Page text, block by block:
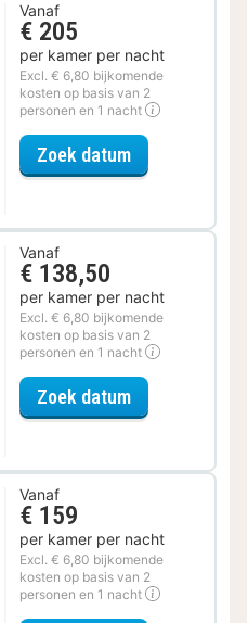
Vanaf
€ 205
per kamer per nacht
Excl. € 6,80 bijkomende
kosten op basis van 2
personen en 1 nacht
Zoek datumvoor
Vanaf
€ 138,50
per kamer per nacht
Excl. € 6,80 bijkomende
kosten op basis van 2
personen en 1 nacht
Zoek datumvoor
Vanaf
€ 159
per kamer per nacht
Excl. € 6,80 bijkomende
kosten op basis van 2
personen en 1 nacht